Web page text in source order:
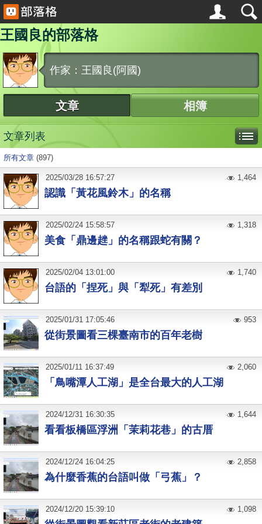
王國良的部落格
作家：王國良(阿國)
文章 相簿
文章列表
所有文章 (897)
認識「黃花風鈴木」的名稱
2025/03/28 16:57:27 1,464
美食「鼎邊趖」的名稱跟蛇有關？
2025/02/24 15:58:57 1,318
台語的「捏死」與「犁死」有差別
2025/02/04 13:01:00 1,740
從街景圖看三棵臺南市的百年老樹
2025/01/31 17:05:46 953
「鳥嘴潭人工湖」是全台最大的人工湖
2025/01/11 16:37:49 2,060
看看板橋區浮洲「茉莉花巷」的古厝
2024/12/31 16:30:35 1,644
為什麼香蕉的台語叫做「弓蕉」？
2024/12/24 16:04:25 2,858
2024/12/20 15:39:10 1,098